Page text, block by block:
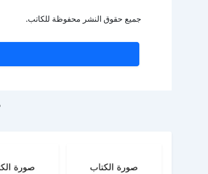
جميع حقوق النشر محفوظة للكاتب.